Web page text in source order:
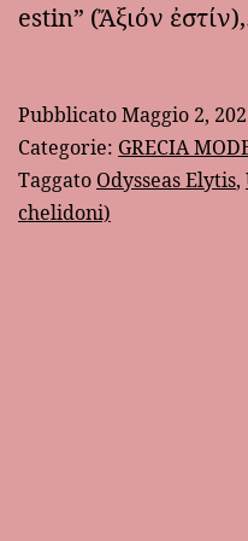
estin” (Ἄξιόν
PubblicatoMaggio 2,
Categorie: GRECIA
Taggato Odysseas Elytis,
chelidoni)